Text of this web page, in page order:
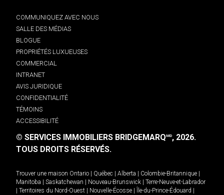
COMMUNIQUEZ AVEC NOUS
SALLE DES MÉDIAS
BLOGUE
PROPRIÉTÉS LUXUEUSES
COMMERCIAL
INTRANET
AVIS JURIDIQUE
CONFIDENTIALITÉ
TÉMOINS
ACCESSIBILITÉ
© SERVICES IMMOBILIERS BRIDGEMARQMD, 2026.
TOUS DROITS RÉSERVÉS.
Trouver une maison Ontario Québec Alberta Colombie-Britannique
Manitoba
Saskatchewan Nouveau-Brunswick
Terre-Neuve-et-Labrador
Territoires du Nord-Ouest Nouvelle-Écosse Île-du-Prince-Édouard